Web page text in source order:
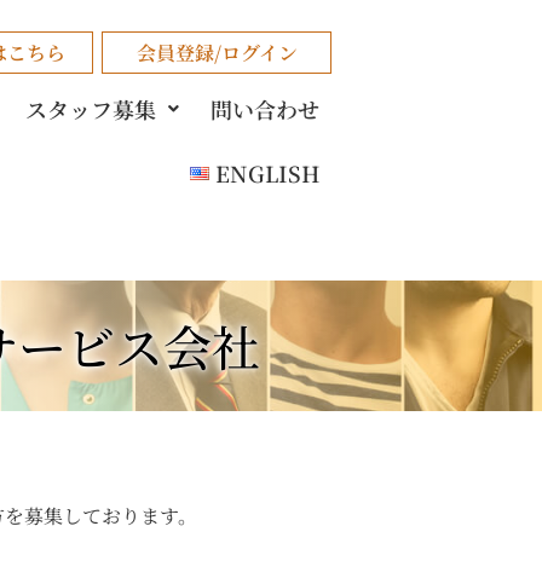
こちら 会員登録/ログイン
スタッフ募集 問い合わせ
ENGLISH
ビス会社
募集しております。